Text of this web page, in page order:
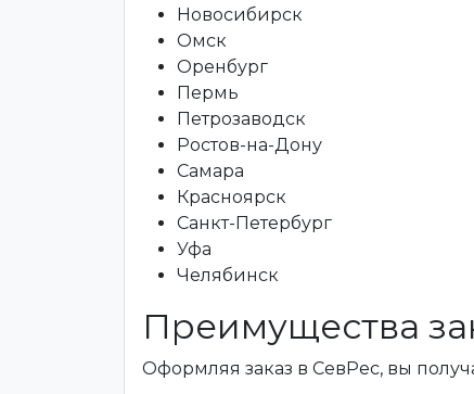
Новосибирск
Омск
Оренбург
Пермь
Петрозаводск
Ростов-на-Дону
Самара
Красноярск
Санкт-Петербург
Уфа
Челябинск
Преимущества
Оформляя заказ в СевРес, вы